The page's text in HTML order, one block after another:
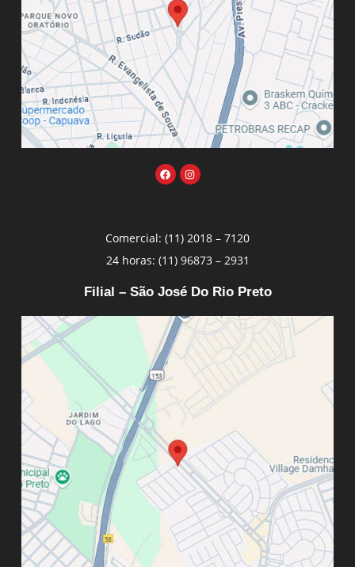
Comercial: (11) 2018 – 7120
24 horas: (11) 96873 – 2931
Filial – São José Do Rio Preto